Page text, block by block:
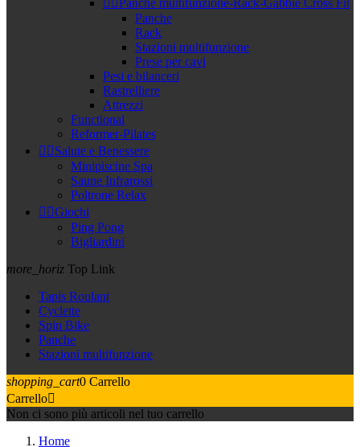
 Panche multifunzione-Rack-Gabbie Cross Fit
Panche
Rack
Stazioni multifunzione
Prese per cavi
Pesi e bilanceri
Rastrelliere
Attrezzi
Functional
Reformer-Pilates
 Salute e Benessere
Minipiscine Spa
Saune Infrarossi
Poltrone Relax
 Giochi
Ping Pong
Bigliardini
more_horiz Top Link
Tapis Roulant
Cyclette
Spin Bike
Panche
Stazioni multifunzione
shopping_cart0 Carrello
Carrello
Non ci sono più articoli nel tuo carrello
Home